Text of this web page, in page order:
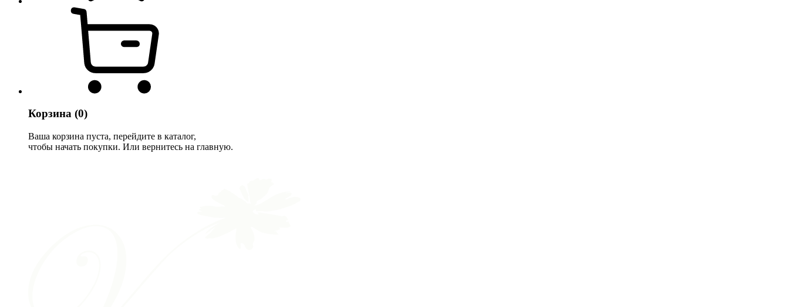
Корзина (0)
Ваша корзина пуста, перейдите в каталог,
чтобы начать покупки. Или вернитесь на главную.